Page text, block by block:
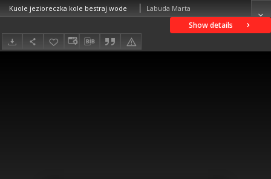
Show details
Kuole jezioreczka kole bestraj wode Labuda Marta